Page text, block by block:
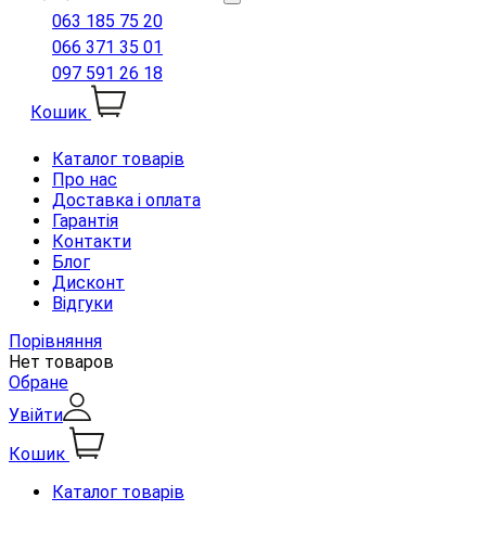
063 185 75 20
066 371 35 01
097 591 26 18
Кошик
Каталог товарів
Про нас
Доставка і оплата
Гарантія
Контакти
Блог
Дисконт
Відгуки
Порівняння
Нет товаров
Обране
Увійти
Кошик
Каталог товарів